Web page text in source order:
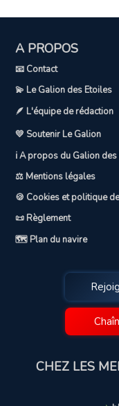
A PROPOS
📧 Contact
💫 Le Galion des Etoiles
🪶 L'équipe de rédaction
💛 Soutenir Le Galion
ℹ️ A propos du Galion
⚖️ Mentions légales
🍪 Cookies et politique
📜 Règlement
🗺️ Plan du navire
CHEZ LES